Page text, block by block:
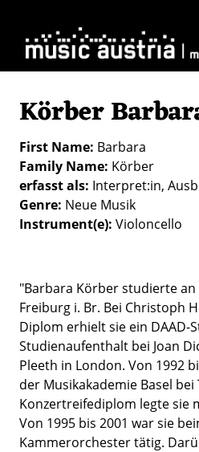
Körber
First Name Barbara
Family Name Körber
erfasst als Interpret:in
Genre Neue Musik
Instrument(e) Violoncello
"Barbara Körber studierte
Freiburg i. Br. Bei Christoph
Diplom erhielt sie ein DAAD-
Studienaufenthalt bei Joan
Pleeth in London. Von 1992
der Musikakademie Basel
Konzertreifediplom legte sie
Von 1995 bis 2001 war sie
Kammerorchester tätig.